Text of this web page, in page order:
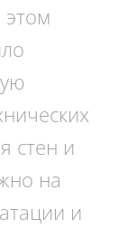
этом
стен и
на
и